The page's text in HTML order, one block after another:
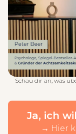
Schau dir an, was
Ja, ich
→ Hier